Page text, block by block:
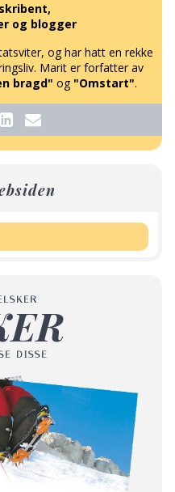
og blogger
og har hatt en rekke
Marit er forfatter av
bragd" og "Omstart".
DISSE